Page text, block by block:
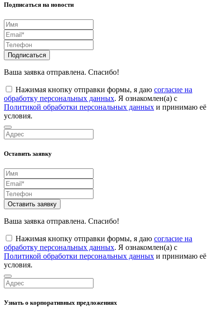
Подписаться на новости
Подписаться
Ваша заявка отправлена. Спасибо!
Нажимая кнопку отправки формы, я даю согласие на
обработку персональных данных. Я ознакомлен(а) с
Политикой обработки персональных данных и принимаю её
условия.
Оставить заявку
Оставить заявку
Ваша заявка отправлена. Спасибо!
Нажимая кнопку отправки формы, я даю согласие на
обработку персональных данных. Я ознакомлен(а) с
Политикой обработки персональных данных и принимаю её
условия.
Узнать о корпоративных предложениях